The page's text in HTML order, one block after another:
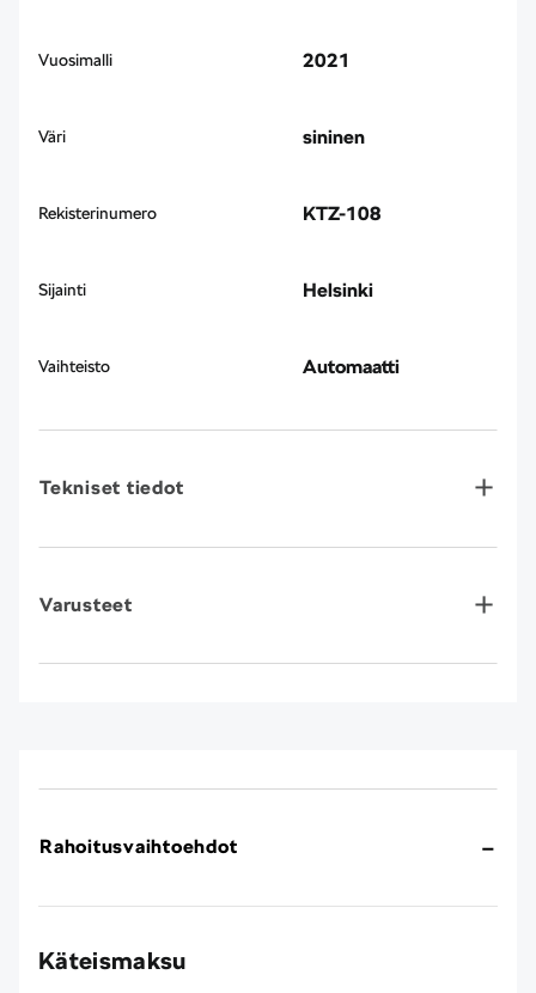
Vuosimalli 2021
Väri sininen
Rekisterinumero KTZ-108
Sijainti Helsinki
Vaihteisto Automaatti
Tekniset tiedot
Varusteet
Rahoitusvaihtoehdot
Käteismaksu